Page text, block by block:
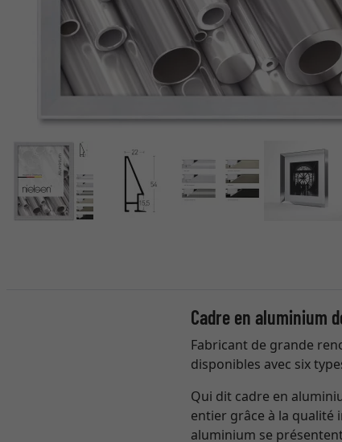
Cadre en aluminium
Fabricant de grande
disponibles avec six
Qui dit cadre en
entier grâce à la qualité
aluminium se